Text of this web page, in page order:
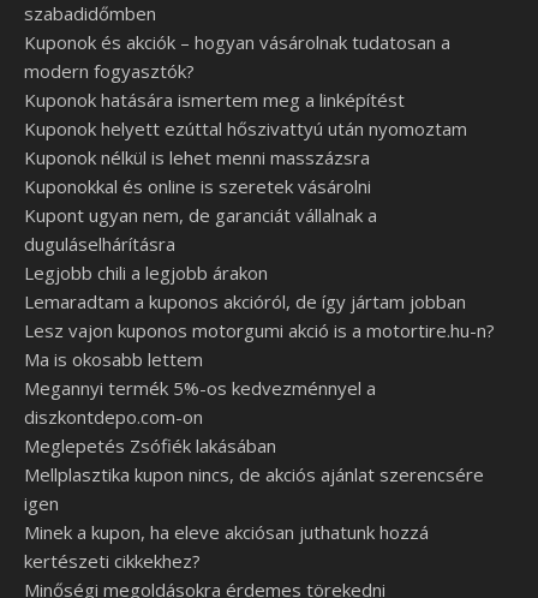
szabadidőmben
Kuponok és akciók – hogyan vásárolnak tudatosan a
modern fogyasztók?
Kuponok hatására ismertem meg a linképítést
Kuponok helyett ezúttal hőszivattyú után nyomoztam
Kuponok nélkül is lehet menni masszázsra
Kuponokkal és online is szeretek vásárolni
Kupont ugyan nem, de garanciát vállalnak a
duguláselhárításra
Legjobb chili a legjobb árakon
Lemaradtam a kuponos akcióról, de így jártam jobban
Lesz vajon kuponos motorgumi akció is a motortire.hu-n?
Ma is okosabb lettem
Megannyi termék 5%-os kedvezménnyel a
diszkontdepo.com-on
Meglepetés Zsófiék lakásában
Mellplasztika kupon nincs, de akciós ajánlat szerencsére
igen
Minek a kupon, ha eleve akciósan juthatunk hozzá
kertészeti cikkekhez?
Minőségi megoldásokra érdemes törekedni